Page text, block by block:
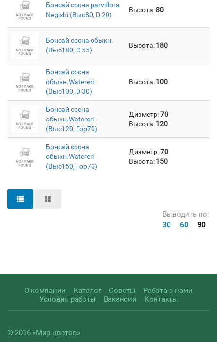
Бонсай сосна parviflora
Negishi (Выс80, D 20)
Высота:80
Бонсай сосна обыкн.
(Выс180, С 55)
Высота: 180
Бонсай сосна
обыкн.Watereri
(Выс100, D 30)
Высота: 100
Бонсай сосна
обыкн.Watereri
(Выс120, Гор70)
Диаметр:70
Высота: 120
Бонсай сосна
обыкн.Watereri
(Выс150, Гор70)
Диаметр:70
Высота: 150
Выводить по:
30 60 90
О компании Каталог Советы
Работа с нами
Условия работы
Вакансии Контакты
© 2016 «Мир цветов»